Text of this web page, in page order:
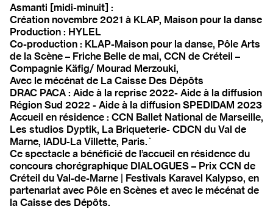
Asmanti [midi-minuit] :
Création novembre 2021 à KLAP, Maison pour la danse
Production : HYLEL
Co-production : KLAP-Maison pour la danse, Pôle Arts
de la Scène – Friche Belle de mai, CCN de Créteil –
Compagnie Käfig/ Mourad Merzouki,
Avec le mécénat de La Caisse Des Dépôts
DRAC PACA : Aide à la reprise 2022- Aide à la diffusion
Région Sud 2022 - Aide à la diffusion SPEDIDAM 2023
Accueil en résidence : CCN Ballet National de Marseille,
Les studios Dyptik, La Briqueterie- CDCN du Val de
Marne, IADU-La Villette, Paris.`
Ce spectacle a bénéficié de l’accueil en résidence du
concours chorégraphique DIALOGUES – Prix CCN de
Créteil du Val-de-Marne | Festivals Karavel Kalypso, en
partenariat avec Pôle en Scènes et avec le mécénat de
la Caisse des Dépôts.